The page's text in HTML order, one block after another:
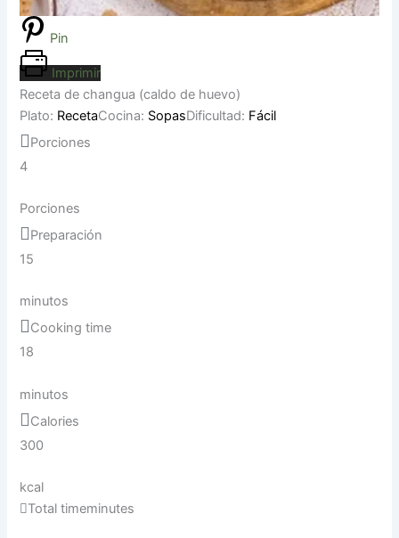
Pin
Imprimir
Receta de changua (caldo de huevo)
Plato: RecetaCocina: SopasDificultad: Fácil
Porciones
4
Porciones
Preparación
15
minutos
Cooking time
18
minutos
Calories
300
kcal
Total timeminutes